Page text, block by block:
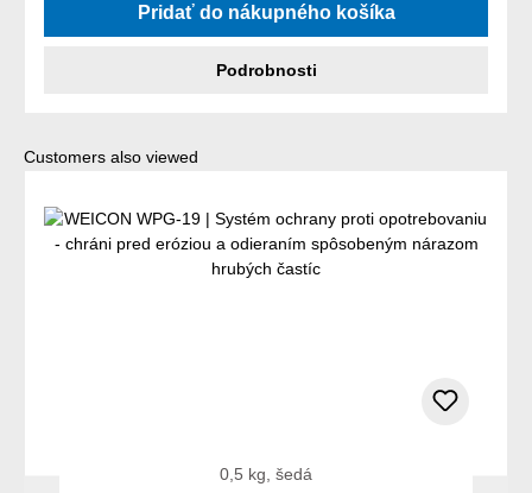
Pridať do nákupného košíka
Podrobnosti
Preskočiť galériu produktov
Customers also viewed
0,5 kg, šedá